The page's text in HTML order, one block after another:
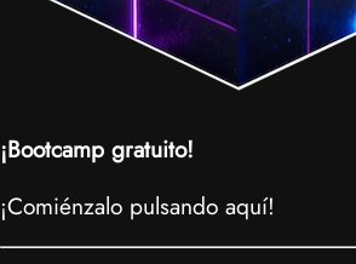
¡Bootcamp gratuito!
¡Comiénzalo pulsando aquí!